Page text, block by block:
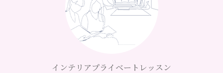
インテリアプライベートレッスン